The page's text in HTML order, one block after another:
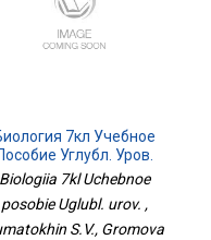
7кл Учебное
Углубл. Уров.
Biologiia 7kl Uchebnoe
posobie Uglubl. urov. ,
S.V., Gromova